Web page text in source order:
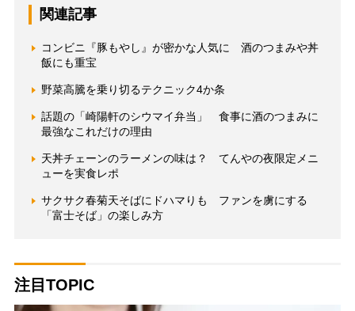
関連記事
コンビニ『豚もやし』が密かな人気に 酒のつまみや丼
飯にも重宝
野菜高騰を乗り切るテクニック4か条
話題の「崎陽軒のシウマイ弁当」 食事に酒のつまみに
最強なこれだけの理由
天丼チェーンのラーメンの味は？ てんやの夜限定メニ
ューを実食レポ
サクサク春菊天そばにドハマりも ファンを虜にする
「富士そば」の楽しみ方
注目TOPIC